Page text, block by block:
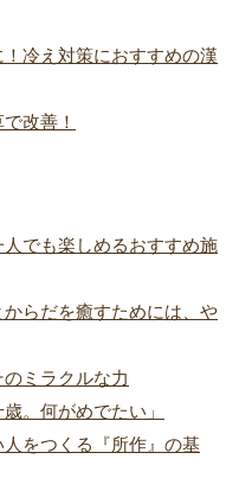
冷え対策におすすめの漢
改善！
でも楽しめるおすすめ施
らだを癒すためには、や
ミラクルな力
。何がめでたい」
をつくる『所作』の基